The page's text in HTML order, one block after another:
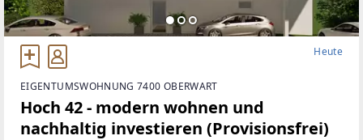
Heute
EIGENTUMSWOHNUNG 7400 OBERWART
Hoch 42 - modern wohnen und
nachhaltig investieren (Provisionsfrei)